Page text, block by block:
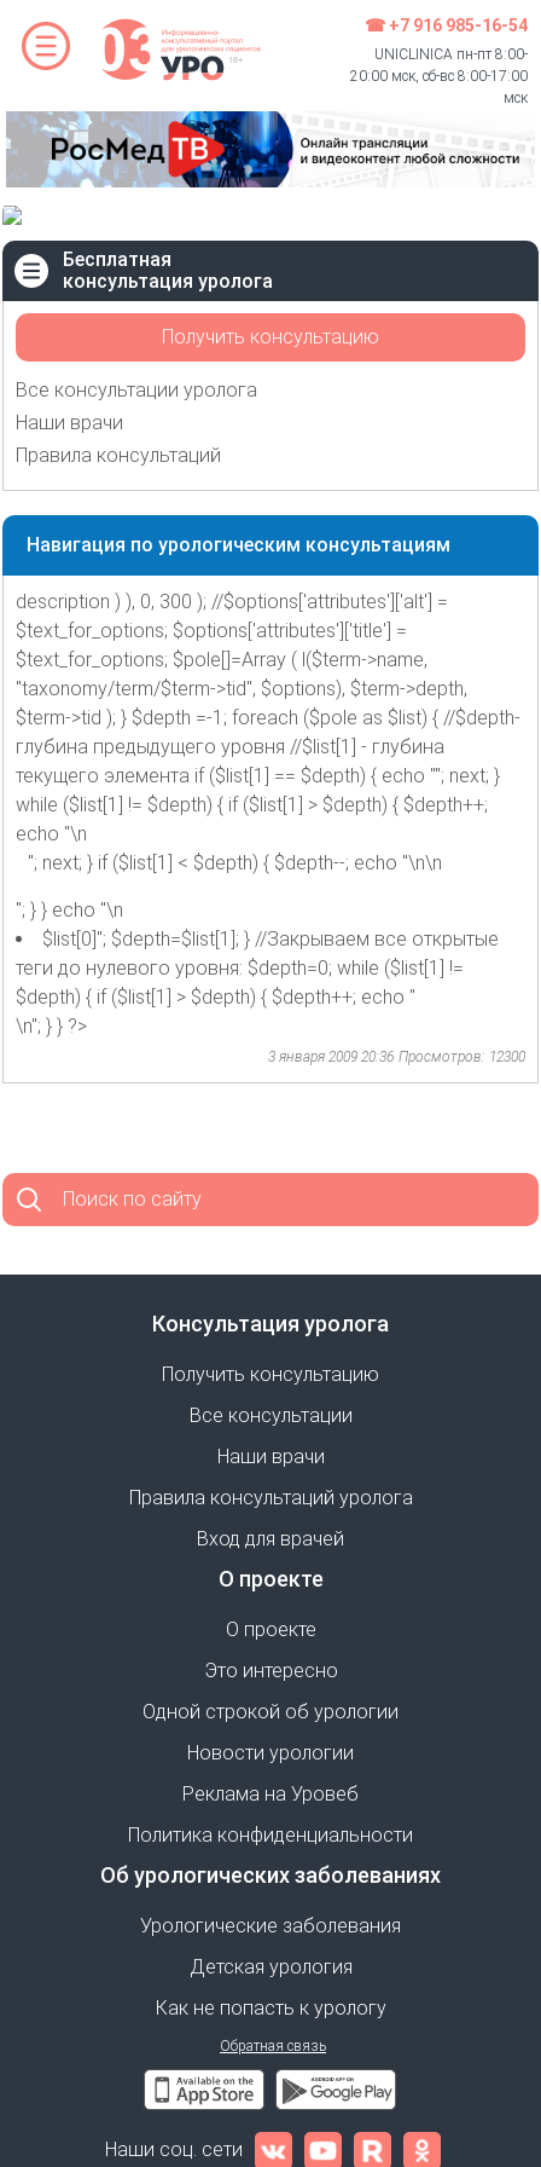
☎ +7 916 985-16-54
UNICLINICA пн-пт 8:00-
20:00 мск, сб-вс 8:00-17:00
мск
Бесплатная
консультация уролога
Получить консультацию
Все консультации уролога
Наши врачи
Правила консультаций
Навигация по урологическим консультациям
description ) ), 0, 300 ); //$options['attributes']['alt'] =
$text_for_options; $options['attributes']['title'] =
$text_for_options; $pole[]=Array ( l($term->name,
"taxonomy/term/$term->tid", $options), $term->depth,
$term->tid ); } $depth =-1; foreach ($pole as $list) { //$depth-
глубина предыдущего уровня //$list[1] - глубина
текущего элемента if ($list[1] == $depth) { echo ""; next; }
while ($list[1] != $depth) { if ($list[1] > $depth) { $depth++;
echo "\n
"; next; } if ($list[1] < $depth) { $depth--; echo "\n\n
"; } } echo "\n
$list[0]"; $depth=$list[1]; } //Закрываем все открытые
теги до нулевого уровня: $depth=0; while ($list[1] !=
$depth) { if ($list[1] > $depth) { $depth++; echo "
\n"; } } ?>
3 января 2009 20:36 Просмотров: 12300
Поиск по сайту
Консультация уролога
Получить консультацию
Все консультации
Наши врачи
Правила консультаций уролога
Вход для врачей
О проекте
О проекте
Это интересно
Одной строкой об урологии
Новости урологии
Реклама на Уровеб
Политика конфиденциальности
Об урологических заболеваниях
Урологические заболевания
Детская урология
Как не попасть к урологу
Обратная связь
Наши соц. сети